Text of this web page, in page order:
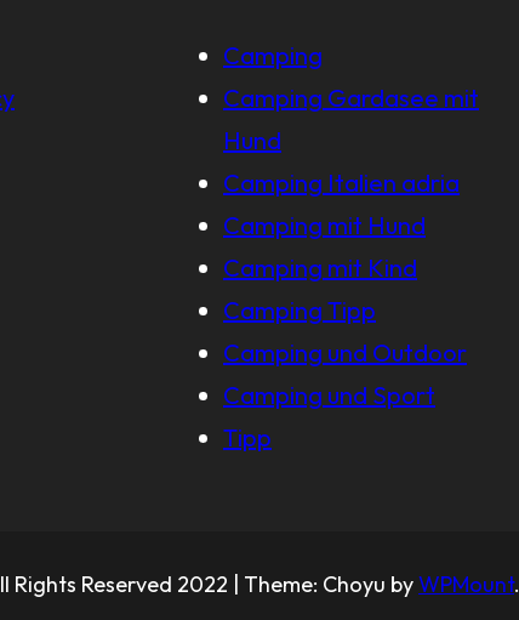
Camping
Camping Gardasee mit
Hund
Camping Italien adria
Camping mit Hund
Camping mit Kind
Camping Tipp
Camping und Outdoor
Camping und Sport
Tipp
Rights Reserved 2022 | Theme: Choyu byWPMount.